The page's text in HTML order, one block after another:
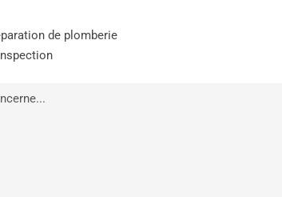
de plomberie